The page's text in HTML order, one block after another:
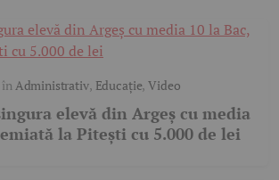
Administrativ, Educație,Video
elevă din Argeș cu media
la Pitești cu 5.000 de lei